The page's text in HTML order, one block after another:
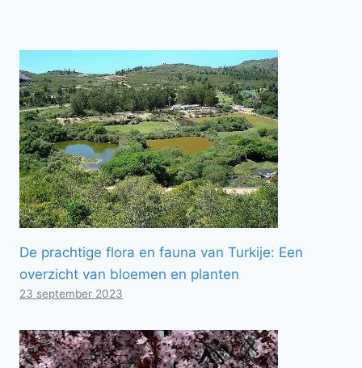
De prachtige flora en fauna van Turkije: Een
overzicht van bloemen en planten
23 september 2023